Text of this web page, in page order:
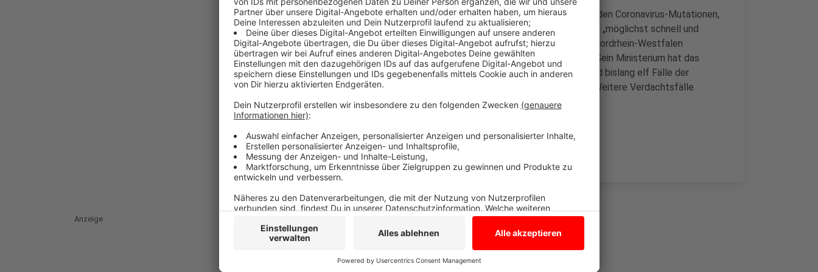
Ein Experte der Uniklinik Münster leitet ein Forschungsprojekt zu den Coronavirus-Mutationen,
die zuerst in Großbritannien nachgewiesen wurden. Es geht darum, „möglichst schnell und
umfassend“ zu klären, wie die neue Variante des Erregers sich in Nordrhein-Westfalen
ausbreitet, sagt NRW-Gesundheitsminister Karl-Josef Laumann. Sein Ministerium hat das
Projekt gestartet und fördert es mit 200.000 €uro. NRW-weit sind bislang elf Fälle der
britischen Variante nachgewiesen und drei der südafrikanischen. Weitere Verdachtsfälle
werden untersucht.
Anzeige